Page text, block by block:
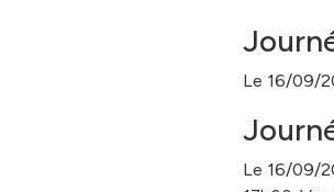
Le 16/09/
Le 16/09/